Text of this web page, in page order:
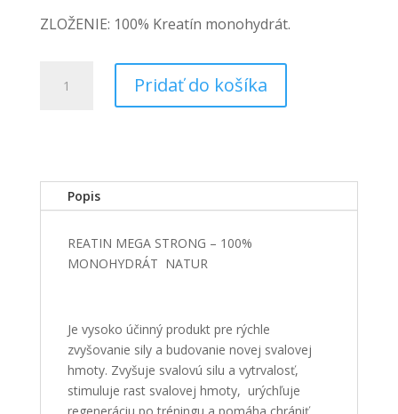
ZLOŽENIE: 100% Kreatín monohydrát.
Creatin
Monohydrát
500g
Pridať do košíka
Popis
REATIN MEGA STRONG – 100%
MONOHYDRÁT NATUR
Je vysoko účinný produkt pre rýchle
zvyšovanie sily a budovanie novej svalovej
hmoty. Zvyšuje svalovú silu a vytrvalosť,
stimuluje rast svalovej hmoty, urýchľuje